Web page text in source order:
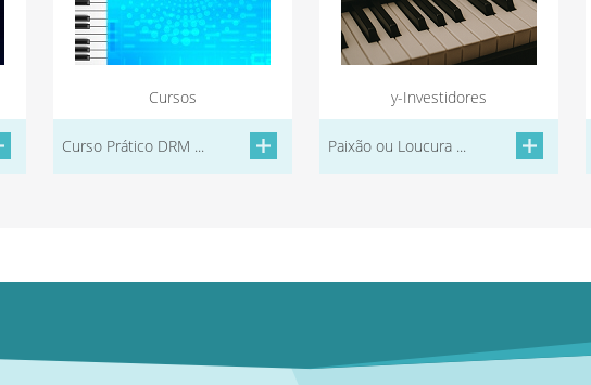
Cursos
Curso Prático DRM ...
y-Investidores
Paixão ou Loucura ...